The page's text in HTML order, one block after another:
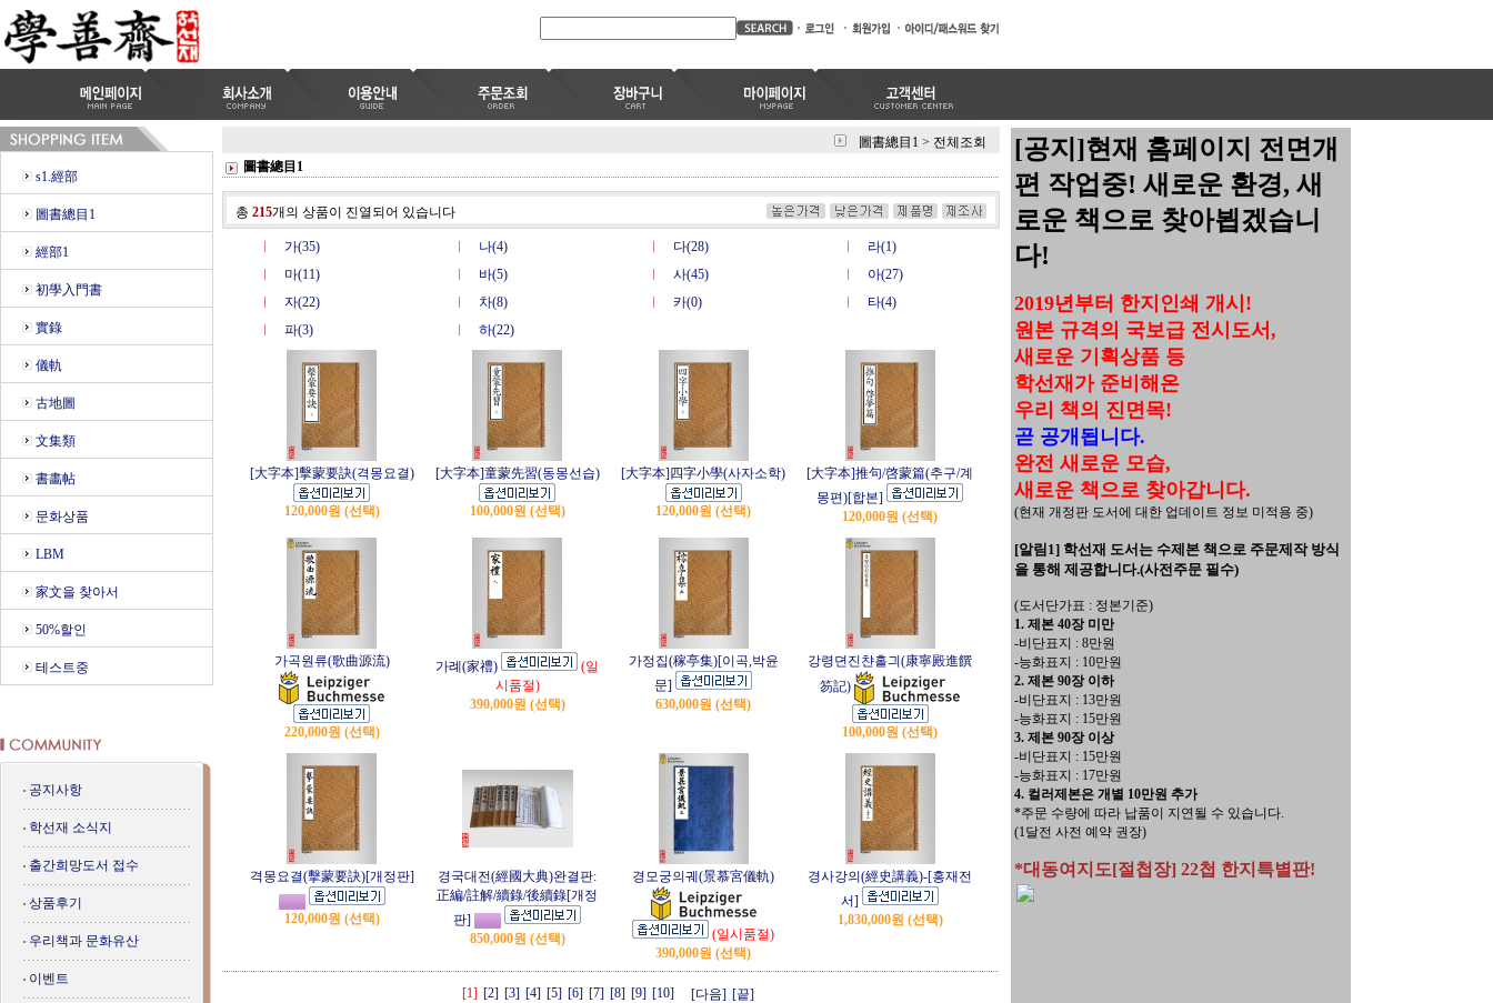
s1.經部
圖書總目1
經部1
初學入門書
實錄
儀軌
古地圖
文集類
書畵帖
문화상품
LBM
家文을 찾아서
50%할인
테스트중
공지사항
학선재 소식지
출간희망도서 접수
상품후기
우리책과 문화유산
이벤트
圖書總目1 > 전체조회
圖書總目1
총 215개의 상품이 진열되어 있습니다
가(35) 나(4) 다(28)
라(1)
마(11)
바(5) 사(45)
아(27)
자(22)
차(8) 카(0)
타(4)
파(3)
하(22)
[大字本]擊蒙要訣(격몽요결)
120,000원 (선택)
[大字本]童蒙先習(동몽선습)
100,000원 (선택)
[大字本]四字小學(사자소학)
120,000원 (선택)
[大字本]推句/啓蒙篇(추구/계
몽편)[합본]
120,000원 (선택)
가곡원류(歌曲源流)
220,000원 (선택)
가례(家禮)
(일
시품절)
390,000원 (선택)
가정집(稼亭集)[이곡,박윤
문]
630,000원 (선택)
강령뎐진챤홀긔(康寧殿進饌
笏記)
100,000원 (선택)
격몽요결(擊蒙要訣)[개정판]
120,000원 (선택)
경국대전(經國大典)완결판:
正編/註解/續錄/後續錄[개정
판]
850,000원 (선택)
경모궁의궤(景慕宮儀軌)
(일시품절)
390,000원 (선택)
경사강의(經史講義)-[홍재전
서]
1,830,000원 (선택)
[1] [2] [3] [4] [5] [6] [7] [8] [9] [10] [다음] [끝]
[공지]현재 홈페이지 전면개
편 작업중! 새로운 환경, 새
로운 책으로 찾아뵙겠습니
다!
2019년부터 한지인쇄 개시!
원본 규격의 국보급 전시도서,
새로운 기획상품 등
학선재가 준비해온
우리 책의 진면목!
곧 공개됩니다.
완전 새로운 모습,
새로운 책으로 찾아갑니다.
(현재 개정판 도서에 대한 업데이트 정보 미적용 중)
[알림1] 학선재 도서는 수제본 책으로 주문제작 방식
을 통해 제공합니다.(사전주문 필수)
(도서단가표 : 정본기준)
1. 제본 40장 미만
-비단표지 : 8만원
-능화표지 : 10만원
2. 제본 90장 이하
-비단표지 : 13만원
-능화표지 : 15만원
3. 제본 90장 이상
-비단표지 : 15만원
-능화표지 : 17만원
4. 컬러제본은 개별 10만원 추가
*주문 수량에 따라 납품이 지연될 수 있습니다.
(1달전 사전 예약 권장)
*대동여지도[절첩장] 22첩 한지특별판!